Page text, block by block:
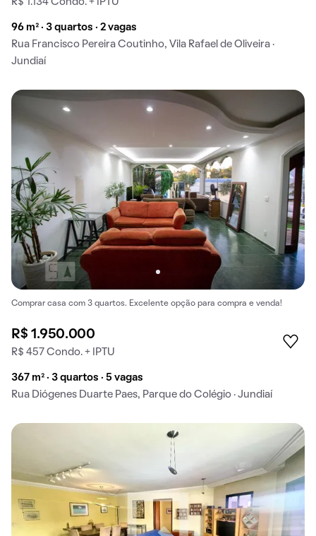
R$ 1.134 Condo. + IPTU
96 m² · 3 quartos · 2 vagas
Rua Francisco Pereira Coutinho, Vila Rafael de Oliveira ·
Jundiaí
Comprar casa com 3 quartos. Excelente opção para compra e venda!
R$ 1.950.000
R$ 457 Condo. + IPTU
367 m² · 3 quartos · 5 vagas
Rua Diógenes Duarte Paes, Parque do Colégio · Jundiaí